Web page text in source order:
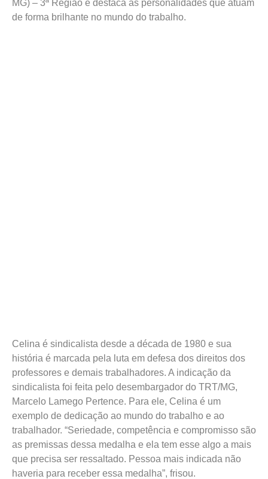
MG) – 3ª Região e destaca as personalidades que atuam
de forma brilhante no mundo do trabalho.
Celina é sindicalista desde a década de 1980 e sua
história é marcada pela luta em defesa dos direitos dos
professores e demais trabalhadores. A indicação da
sindicalista foi feita pelo desembargador do TRT/MG,
Marcelo Lamego Pertence. Para ele, Celina é um
exemplo de dedicação ao mundo do trabalho e ao
trabalhador. “Seriedade, competência e compromisso são
as premissas dessa medalha e ela tem esse algo a mais
que precisa ser ressaltado. Pessoa mais indicada não
haveria para receber essa medalha”, frisou.